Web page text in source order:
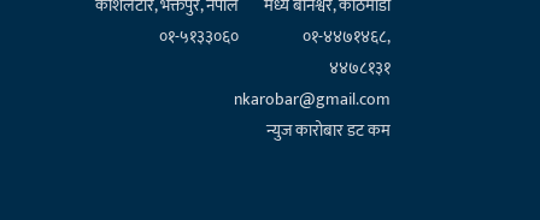
कौशलटार, भक्तपुर, नेपाल
०१-५१३३०६०
मध्य बानेश्वर, काठमाडौँ
०१-४४७१४६८,
४४७८१३१
nkarobar@gmail.com
न्युज कारोबार डट कम